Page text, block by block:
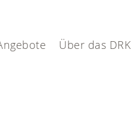
Über das DRK